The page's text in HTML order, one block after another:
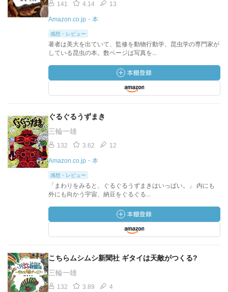
141 4.14 13
Amazon.co.jp・本
感想・レビュー
著者は美大を出ていて、監修を動物行動学、昆虫学の専門家が
している昆虫の本。数ページは写真を...
ぐるぐるうずまき
三輪一雄
132 3.62 12
Amazon.co.jp・本
感想・レビュー
「まわりをみると、ぐるぐるうずまきはいっぱい。」 内にも
外にも向かう宇宙、納豆をぐるぐる...
こちらムシムシ新聞社 ギタイは天敵がつくる?
三輪一雄
132 3.89 4